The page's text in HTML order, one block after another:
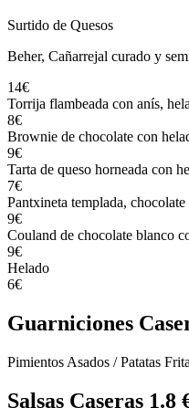
Surtido de Quesos
Beher, Cañarrejal curado y
14€
Torrija flambeada con anís,
8€
Brownie de chocolate con
9€
Tarta de queso horneada con
7€
Pantxineta templada,
9€
Couland de chocolate blanco
9€
Helado
6€
Guarniciones
Pimientos Asados / Patatas
Salsas Caseras 1.8